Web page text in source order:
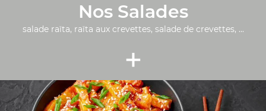
Nos Salades
salade raïta, raïta aux crevettes, salade de crevettes, ...
+